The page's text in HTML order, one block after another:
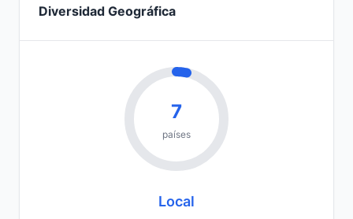
Diversidad Geográfica
7
países
Local